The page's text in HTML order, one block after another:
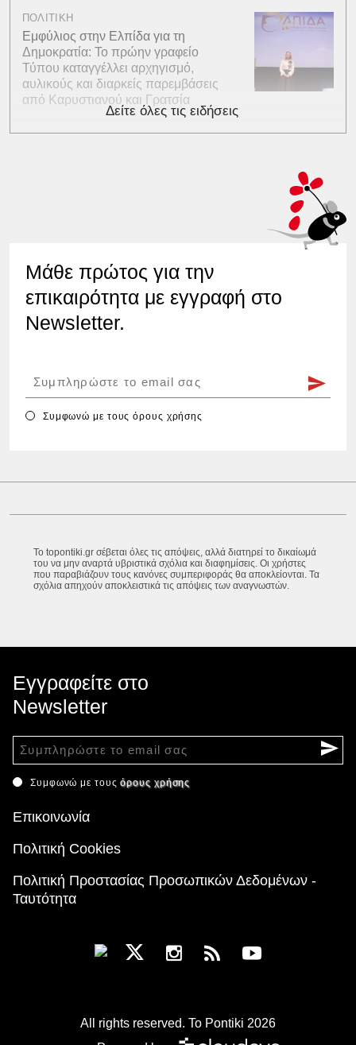
ΠΟΛΙΤΙΚΗ
Εμφύλιος στην Ελπίδα για τη
Δημοκρατία: Το πρώην γραφείο
Τύπου καταγγέλλει αρχηγισμό,
αυλικούς και διαρκείς παρεμβάσεις
από Καρυστιανού και Γρατσία
Δείτε όλες τις ειδήσεις
Μάθε πρώτος για την
επικαιρότητα με εγγραφή στο
Newsletter.
Συμφωνώ με τουςόρους χρήσης
Το topontiki.gr σέβεται όλες τις απόψεις, αλλά διατηρεί το δικαίωμά
του να μην αναρτά υβριστικά σχόλια και διαφημίσεις. Οι χρήστες
που παραβιάζουν τους κανόνες συμπεριφοράς θα αποκλείονται. Τα
σχόλια απηχούν αποκλειστικά τις απόψεις των αναγνωστών.
Εγγραφείτε στο
Newsletter
Συμφωνώ με τουςόρους χρήσης
Επικοινωνία
Πολιτική Cookies
Πολιτική Προστασίας Προσωπικών Δεδομένων -
Ταυτότητα
All rights reserved. To Pontiki 2026